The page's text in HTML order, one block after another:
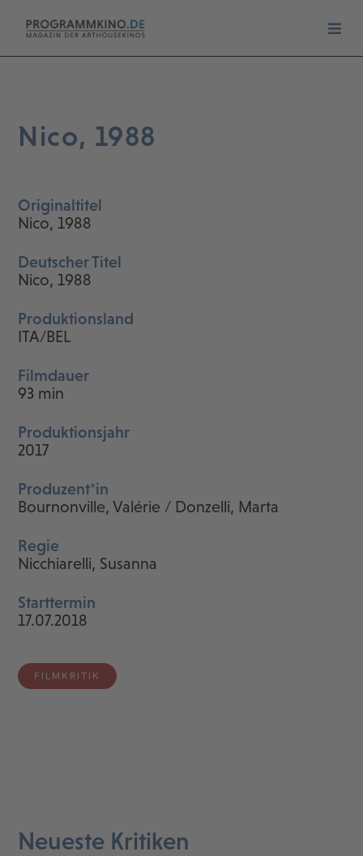
Nico, 1988
Originaltitel
Nico, 1988
Deutscher Titel
Nico, 1988
Produktionsland
ITA/BEL
Filmdauer
93 min
Produktionsjahr
2017
Produzent*in
Bournonville, Valérie / Donzelli, Marta
Regie
Nicchiarelli, Susanna
Starttermin
17.07.2018
FILMKRITIK
Neueste Kritiken